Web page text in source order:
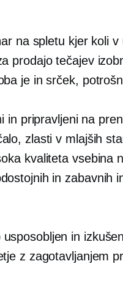
na spletu kjer koli
prodajo tečajev
je in srček,
in pripravljeni na
zlasti v mlajših
kvaliteta vsebina
in zabavnih
usposobljen in
z zagotavljanjem